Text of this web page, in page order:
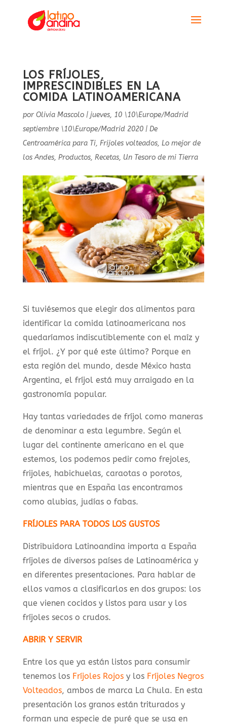
LOS FRÍJOLES,
IMPRESCINDIBLES EN LA
COMIDA LATINOAMERICANA
por Olivia Mascolo| jueves, 10 \10\Europe/Madrid
septiembre \10\Europe/Madrid 2020| De
Centroamérica para Ti, Frijoles volteados, Lo mejor de
los Andes, Productos, Recetas, Un Tesoro de mi Tierra
Si tuviésemos que elegir dos alimentos para
identificar la comida latinoamericana nos
quedaríamos indiscutiblemente con el maíz y
el fríjol. ¿Y por qué este último? Porque en
esta región del mundo, desde México hasta
Argentina, el fríjol está muy arraigado en la
gastronomía popular.
Hay tantas variedades de fríjol como maneras
de denominar a esta legumbre. Según el
lugar del continente americano en el que
estemos, los podemos pedir como frejoles,
frijoles, habichuelas, caraotas o porotos,
mientras que en España las encontramos
como alubias, judías o fabas.
FRÍJOLES PARA TODOS LOS GUSTOS
Distribuidora Latinoandina importa a España
fríjoles de diversos países de Latinoamérica y
en diferentes presentaciones. Para hablar de
ellos vamos a clasificarlos en dos grupos: los
que vienen cocidos y listos para usar y los
fríjoles secos o crudos.
ABRIR Y SERVIR
Entre los que ya están listos para consumir
tenemos los Fríjoles Rojosy losFríjoles Negros
Volteados, ambos de marca La Chula. En esta
presentación los granos están triturados y
forman una especie de puré que se usa en